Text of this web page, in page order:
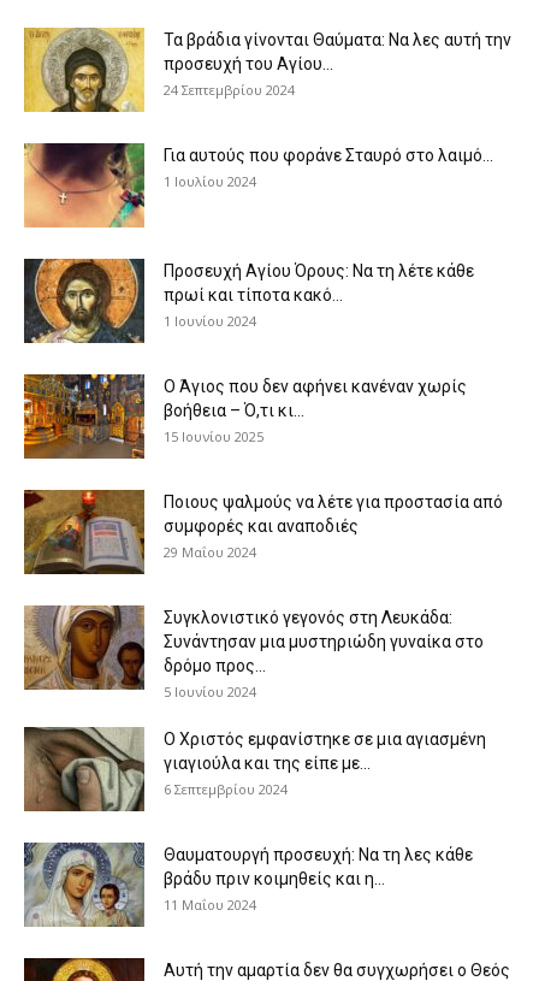
Τα βράδια γίνονται Θαύματα: Να λες αυτή την
προσευχή του Αγίου...
24 Σεπτεμβρίου 2024
Για αυτούς που φοράνε Σταυρό στο λαιμό…
1 Ιουλίου 2024
Προσευχή Αγίου Όρους: Να τη λέτε κάθε
πρωί και τίποτα κακό...
1 Ιουνίου 2024
Ο Άγιος που δεν αφήνει κανέναν χωρίς
βοήθεια – Ό,τι κι...
15 Ιουνίου 2025
Ποιους ψαλμούς να λέτε για προστασία από
συμφορές και αναποδιές
29 Μαΐου 2024
Συγκλονιστικό γεγονός στη Λευκάδα:
Συνάντησαν μια μυστηριώδη γυναίκα στο
δρόμο προς...
5 Ιουνίου 2024
Ο Χριστός εμφανίστηκε σε μια αγιασμένη
γιαγιούλα και της είπε με...
6 Σεπτεμβρίου 2024
Θαυματουργή προσευχή: Να τη λες κάθε
βράδυ πριν κοιμηθείς και η...
11 Μαΐου 2024
Αυτή την αμαρτία δεν θα συγχωρήσει ο Θεός